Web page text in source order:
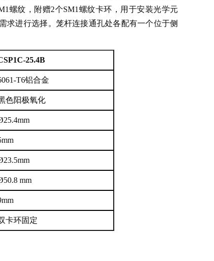
，附赠2个SM1螺纹卡环，用于安装光学元
求进行选择。笼杆连接通孔处各配有一个位于侧
25.4B
T6铝合金
色阳极氧化
mm
卡环固定